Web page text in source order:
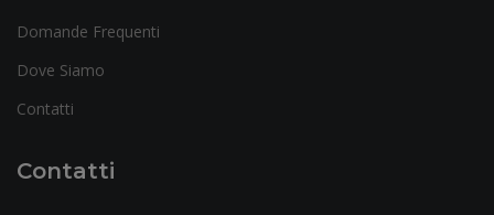
Domande Frequenti
Dove Siamo
Contatti
Contatti